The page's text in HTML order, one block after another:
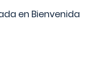
en Bienvenida